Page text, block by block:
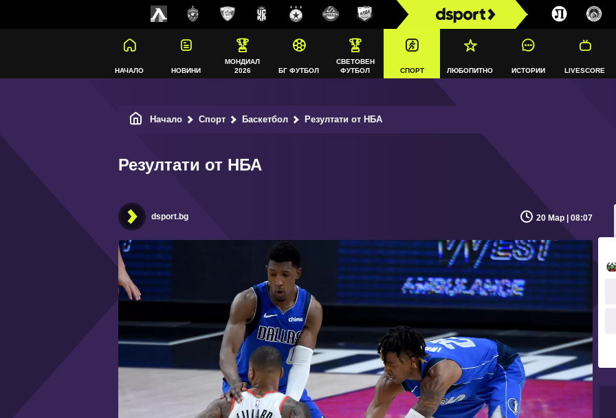
НАЧАЛО НОВИНИ
МОНДИАЛ
2026
БГ ФУТБОЛ
СВЕТОВЕН
ФУТБОЛ
СПОРТ ЛЮБОПИТНО ИСТОРИИ LIVESCORE
Начало Спорт Баскетбол Резултати от НБА
Резултати от НБА
dsport.bg 20 Мар | 08:07